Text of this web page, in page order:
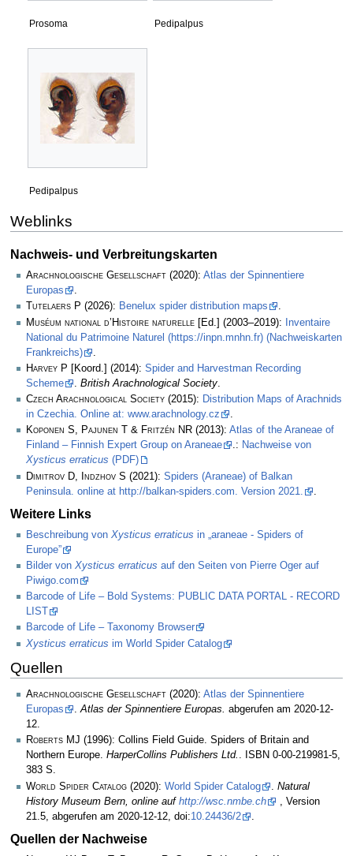
Prosoma Pedipalpus
Pedipalpus
Weblinks
Nachweis- und Verbreitungskarten
Arachnologische Gesellschaft (2020): Atlas der Spinnentiere
Europas
.
Tutelaers P (2026): Benelux spider distribution maps
.
Muséum national d’Histoire naturelle [Ed.] (2003–2019):
Inventaire
National du Patrimoine Naturel (https://inpn.mnhn.fr) (Nachweiskarten
Frankreichs)
Harvey P [Koord.] (2014): Spider and Harvestman Recording
Scheme
. British Arachnological Society.
Czech Arachnological Society (2015): Distribution Maps of Arachnids
in Czechia. Online at: www.arachnology.cz
.
Koponen S, Pajunen T & Fritzén NR (2013): Atlas of the Araneae of
Finland – Finnish Expert Group on Araneae
.: Nachweise von
Xysticus erraticus (PDF)
Dimitrov D, Indzhov S (2021): Spiders (Araneae) of Balkan
Peninsula. online at http://balkan-spiders.com. Version 2021.
Weitere Links
Beschreibung von Xysticus erraticus in „araneae - Spiders of
Europe”
Bilder von Xysticus erraticus auf den Seiten von Pierre Oger auf
Piwigo.com
Barcode of Life – Bold Systems: PUBLIC DATA PORTAL - RECORD
LIST
Barcode of Life – Taxonomy Browser
Xysticus erraticus im World Spider Catalog
Quellen
Arachnologische Gesellschaft (2020): Atlas der Spinnentiere
Europas
.Atlas der Spinnentiere Europas. abgerufen am 2020-12-
12.
Roberts MJ (1996): Collins Field Guide. Spiders of Britain and
Northern Europe. HarperCollins Publishers Ltd. . ISBN 0-00-219981-5,
383 S.
World Spider Catalog (2020): World Spider Catalog
Natural
History Museum Bern, online auf http://wsc.nmbe.ch
, Version
21.5, abgerufen am 2020-12-12, doi:10.24436/2
Quellen der Nachweise